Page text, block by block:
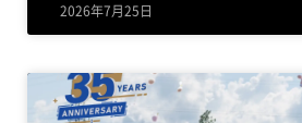
2026年7月25日